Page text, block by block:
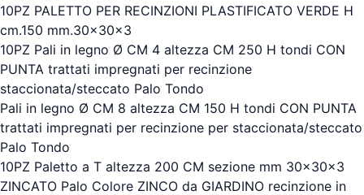
10PZ PALETTO PER RECINZIONI PLASTIFICATO VERDE H
cm.150 mm.30x30x3
10PZ Pali in legno Ø CM 4 altezza CM 250 H tondi CON
PUNTA trattati impregnati per recinzione
staccionata/steccato Palo Tondo
Pali in legno Ø CM 8 altezza CM 150 H tondi CON PUNTA
trattati impregnati per recinzione per staccionata/steccato
Palo Tondo
10PZ Paletto a T altezza 200 CM sezione mm 30x30x3
ZINCATO Palo Colore ZINCO da GIARDINO recinzione in